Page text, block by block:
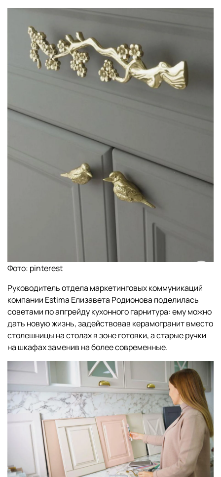
Фото: pinterest
Руководитель отдела маркетинговых коммуникаций
компании Estima Елизавета Родионова поделилась
советами по апгрейду кухонного гарнитура: ему можно
дать новую жизнь, задействовав керамогранит вместо
столешницы на столах в зоне готовки, а старые ручки
на шкафах заменив на более современные.